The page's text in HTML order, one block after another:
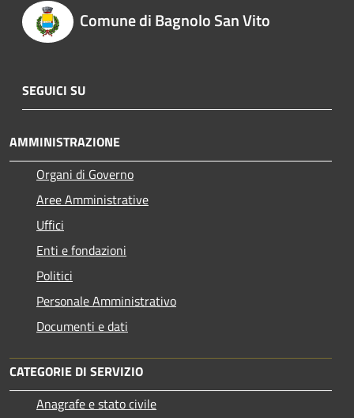
Comune di Bagnolo San Vito
SEGUICI SU
AMMINISTRAZIONE
Organi di Governo
Aree Amministrative
Uffici
Enti e fondazioni
Politici
Personale Amministrativo
Documenti e dati
CATEGORIE DI SERVIZIO
Anagrafe e stato civile